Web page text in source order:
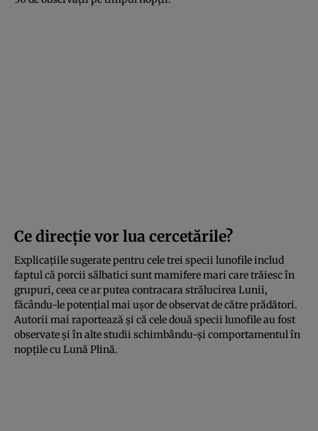
Ce direcție vor lua cercetările?
Explicațiile sugerate pentru cele trei specii lunofile includ
faptul că porcii sălbatici sunt mamifere mari care trăiesc în
grupuri, ceea ce ar putea contracara strălucirea Lunii,
făcându-le potențial mai ușor de observat de către prădători.
Autorii mai raportează și că cele două specii lunofile au fost
observate și în alte studii schimbându-și comportamentul în
nopțile cu Lună Plină.